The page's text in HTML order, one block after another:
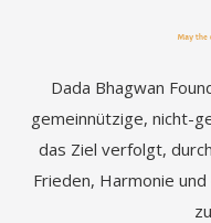
Dada Bhagwan
gemeinnützige, nicht-
das Ziel verfolgt,
Frieden, Harmonie